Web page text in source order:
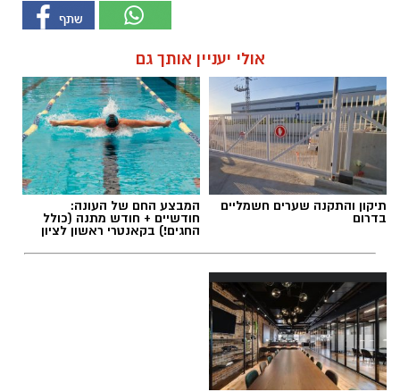
אולי יעניין אותך גם
תיקון והתקנה שערים חשמליים
בדרום
המבצע החם של העונה:
חודשיים + חודש מתנה (כולל
החגים!) בקאנטרי ראשון לציון